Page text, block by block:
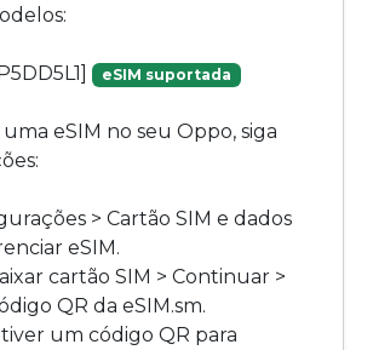
eSIM suportada
eSIM no seu Oppo, siga
> Cartão SIM e dados
eSIM.
cartão SIM > Continuar >
QR da eSIM.sm.
um código QR para